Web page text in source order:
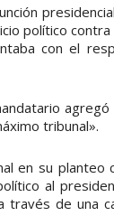
político
con el
agregó
tribunal».
en su planteo
al
través de una